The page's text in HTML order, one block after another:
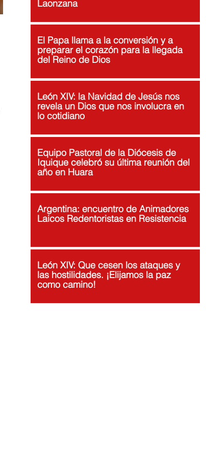
Laonzana
El Papa llama a la conversión y a
preparar el corazón para la llegada
del Reino de Dios
León XIV: la Navidad de Jesús nos
revela un Dios que nos involucra en
lo cotidiano
Equipo Pastoral de la Diócesis de
Iquique celebró su última reunión del
año en Huara
Argentina: encuentro de Animadores
Laicos Redentoristas en Resistencia
León XIV: Que cesen los ataques y
las hostilidades. ¡Elijamos la paz
como camino!